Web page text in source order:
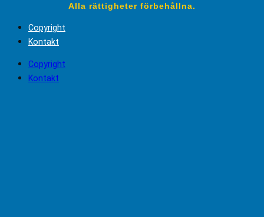
Alla rättigheter förbehållna.
Copyright
Kontakt
Copyright
Kontakt